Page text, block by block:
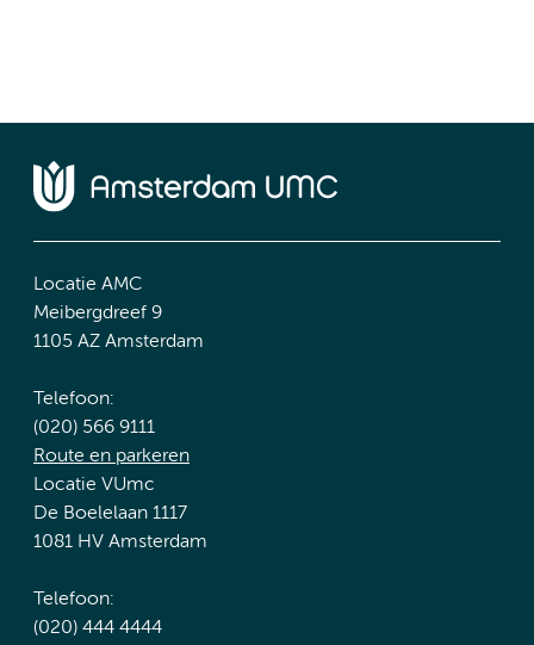
Locatie AMC
Meibergdreef 9
1105 AZ Amsterdam
Telefoon:
(020) 566 9111
Route en parkeren
Locatie VUmc
De Boelelaan 1117
1081 HV Amsterdam
Telefoon:
(020) 444 4444